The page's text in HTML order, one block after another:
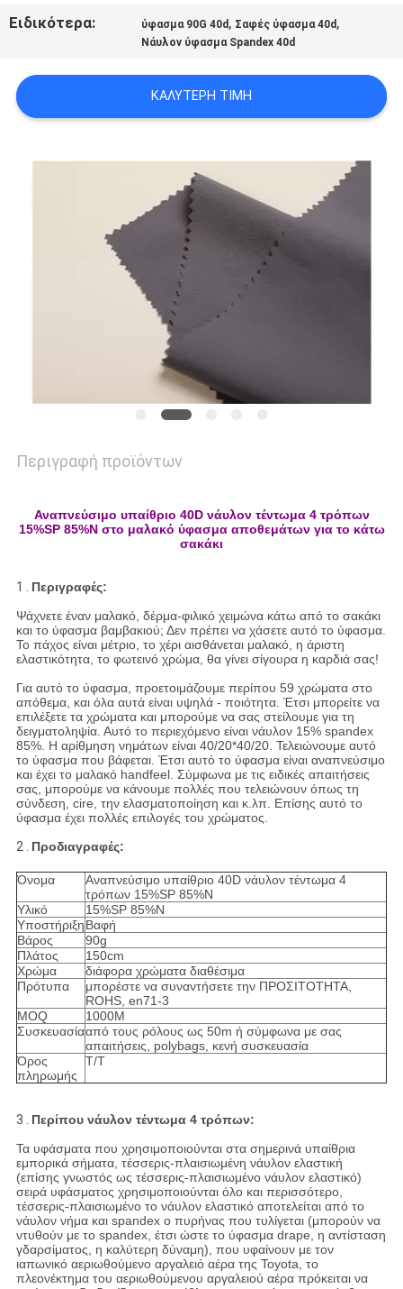
COMPANY
NEWS
SITEMAP
Ειδικότερα:
ύφασμα 90G 40d , Σαφές ύφασμα 40d ,
Νάυλον ύφασμα Spandex 40d
ΚΑΛΎΤΕΡΗ ΤΙΜΉ
Περιγραφή προϊόντων
Αναπνεύσιμο υπαίθριο 40D νάυλον τέντωμα 4 τρόπων
15%SP 85%N στο μαλακό ύφασμα αποθεμάτων για το κάτω
σακάκι
1 . Περιγραφές:
Ψάχνετε έναν μαλακό, δέρμα-φιλικό χειμώνα κάτω από το σακάκι
και το ύφασμα βαμβακιού; Δεν πρέπει να χάσετε αυτό το ύφασμα.
Το πάχος είναι μέτριο, το χέρι αισθάνεται μαλακό, η άριστη
ελαστικότητα, το φωτεινό χρώμα, θα γίνει σίγουρα η καρδιά σας!
Για αυτό το ύφασμα, προετοιμάζουμε περίπου 59 χρώματα στο
απόθεμα, και όλα αυτά είναι υψηλά - ποιότητα. Έτσι μπορείτε να
επιλέξετε τα χρώματα και μπορούμε να σας στείλουμε για τη
δειγματοληψία. Αυτό το περιεχόμενο είναι νάυλον 15% spandex
85%. Η αρίθμηση νημάτων είναι 40/20*40/20. Τελειώνουμε αυτό
το ύφασμα που βάφεται. Έτσι αυτό το ύφασμα είναι αναπνεύσιμο
και έχει το μαλακό handfeel. Σύμφωνα με τις ειδικές απαιτήσεις
σας, μπορούμε να κάνουμε πολλές που τελειώνουν όπως τη
σύνδεση, cire, την ελασματοποίηση και κ.λπ. Επίσης αυτό το
ύφασμα έχει πολλές επιλογές του χρώματος.
2 . Προδιαγραφές:
Όνομα
Αναπνεύσιμο υπαίθριο 40D νάυλον τέντωμα 4
τρόπων 15%SP 85%N
Υλικό
15%SP 85%N
ΥποστήριξηΒαφή
Βάρος
90g
Πλάτος
150cm
Χρώμα
διάφορα χρώματα διαθέσιμα
Πρότυπα
μπορέστε να συναντήσετε την ΠΡΟΣΙΤΟΤΗΤΑ,
ROHS, en71-3
MOQ
1000M
Συσκευασίααπό τους ρόλους ως 50m ή σύμφωνα με σας
απαιτήσεις, polybags, κενή συσκευασία
Όρος
πληρωμής
T/T
3 . Περίπου νάυλον τέντωμα 4 τρόπων:
Τα υφάσματα που χρησιμοποιούνται στα σημερινά υπαίθρια
εμπορικά σήματα, τέσσερις-πλαισιωμένη νάυλον ελαστική
(επίσης γνωστός ως τέσσερις-πλαισιωμένο νάυλον ελαστικό)
σειρά υφάσματος χρησιμοποιούνται όλο και περισσότερο,
τέσσερις-πλαισιωμένο το νάυλον ελαστικό αποτελείται από το
νάυλον νήμα και spandex ο πυρήνας που τυλίγεται (μπορούν να
ντυθούν με το spandex, έτσι ώστε το ύφασμα drape, η αντίσταση
γδαρσίματος, η καλύτερη δύναμη), που υφαίνουν με τον
ιαπωνικό αεριωθούμενο αργαλειό αέρα της Toyota, το
πλεονέκτημα του αεριωθούμενου αργαλειού αέρα πρόκειται να